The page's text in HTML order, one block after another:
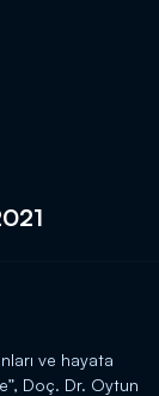
ve hayata
Doç. Dr. Oytun